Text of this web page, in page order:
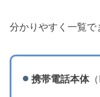
分かりやすく一覧で
携帯電話本体